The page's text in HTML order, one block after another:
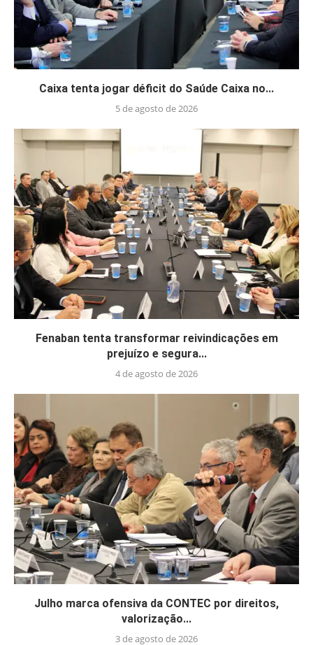
Caixa tenta jogar déficit do Saúde Caixa no...
5 de agosto de 2026
Fenaban tenta transformar reivindicações em
prejuízo e segura...
4 de agosto de 2026
Julho marca ofensiva da CONTEC por direitos,
valorização...
3 de agosto de 2026